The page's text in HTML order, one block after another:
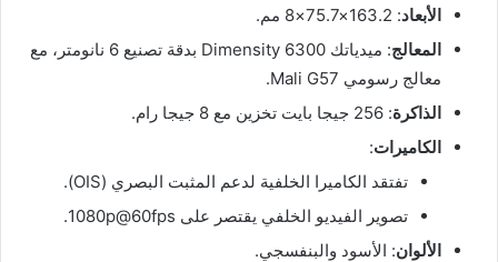
الأبعاد: 163.2×75.7×8 مم.
المعالج
: ميدياتك Dimensity 6300 بدقة تصنيع 6 نانومتر، مع
معالج رسومي Mali G57.
الذاكرة: 256 جيجا بايت تخزين مع 8 جيجا رام.
الكاميرات:
تفتقد الكاميرا الخلفية لدعم المثبت البصري (OIS).
تصوير الفيديو الخلفي يقتصر على 1080p@60fps.
الألوان: الأسود والبنفسجي.